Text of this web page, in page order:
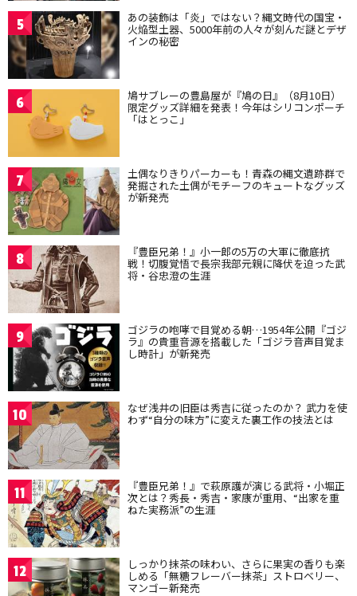
5 あの装飾は「炎」ではない？縄文時代の国宝・
火焔型土器、5000年前の人々が刻んだ謎とデザ
インの秘密
6 鳩サブレーの豊島屋が『鳩の日』（8月10日）
限定グッズ詳細を発表！今年はシリコンポーチ
「はとっこ」
7 土偶なりきりパーカーも！青森の縄文遺跡群で
発掘された土偶がモチーフのキュートなグッズ
が新発売
8 『豊臣兄弟！』小一郎の5万の大軍に徹底抗
戦！切腹覚悟で長宗我部元親に降伏を迫った武
将・谷忠澄の生涯
9 ゴジラの咆哮で目覚める朝…1954年公開『ゴジ
ラ』の貴重音源を搭載した「ゴジラ音声目覚ま
し時計」が新発売
10 なぜ浅井の旧臣は秀吉に従ったのか？ 武力を使
わず“自分の味方”に変えた裏工作の技法とは
11 『豊臣兄弟！』で萩原護が演じる武将・小堀正
次とは？秀長・秀吉・家康が重用、“出家を重
ねた実務派”の生涯
12 しっかり抹茶の味わい、さらに果実の香りも楽
しめる「無糖フレーバー抹茶」ストロベリー、
マンゴー新発売